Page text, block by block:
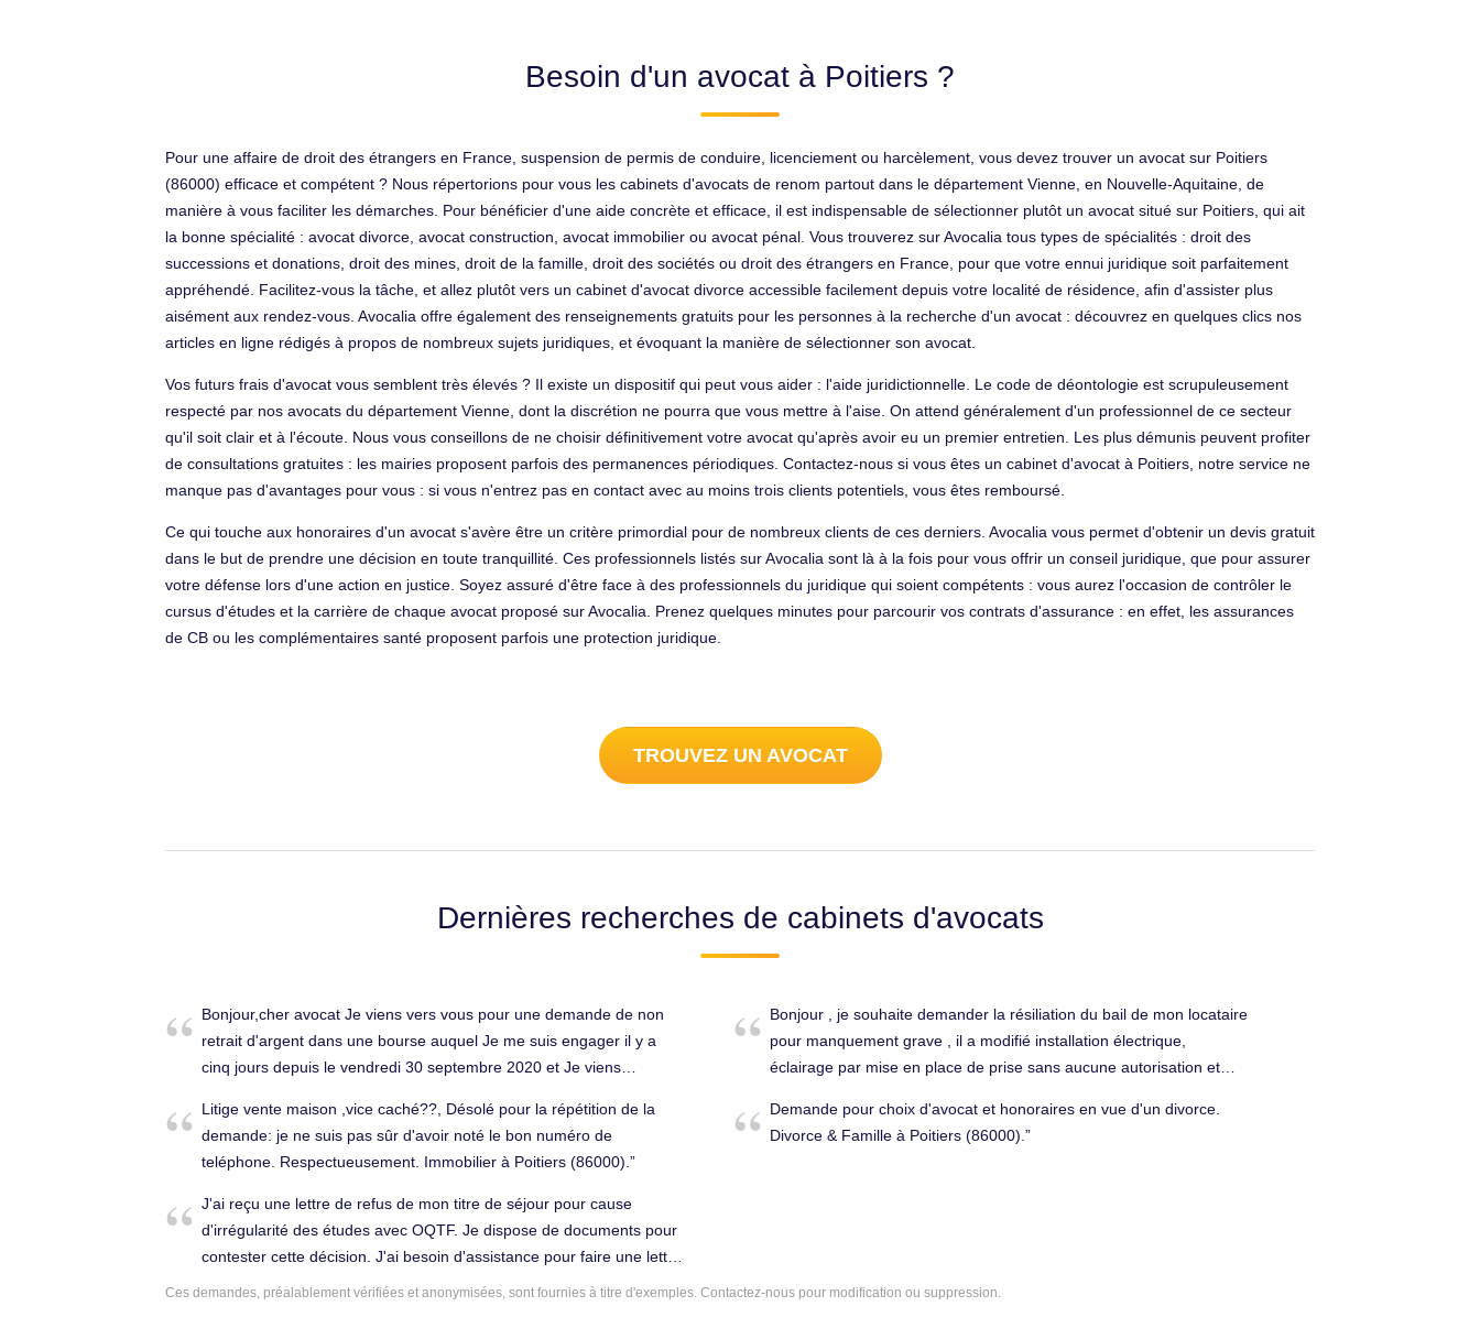
Besoin d'un avocat à Poitiers ?
Pour une affaire de droit des étrangers en France, suspension de permis de conduire, licenciement ou harcèlement, vous devez trouver un avocat sur Poitiers
(86000) efficace et compétent ? Nous répertorions pour vous les cabinets d'avocats de renom partout dans le département Vienne, en Nouvelle-Aquitaine, de
manière à vous faciliter les démarches. Pour bénéficier d'une aide concrète et efficace, il est indispensable de sélectionner plutôt un avocat situé sur Poitiers, qui ait
la bonne spécialité : avocat divorce, avocat construction, avocat immobilier ou avocat pénal. Vous trouverez sur Avocalia tous types de spécialités : droit des
successions et donations, droit des mines, droit de la famille, droit des sociétés ou droit des étrangers en France, pour que votre ennui juridique soit parfaitement
appréhendé. Facilitez-vous la tâche, et allez plutôt vers un cabinet d'avocat divorce accessible facilement depuis votre localité de résidence, afin d'assister plus
aisément aux rendez-vous. Avocalia offre également des renseignements gratuits pour les personnes à la recherche d'un avocat : découvrez en quelques clics nos
articles en ligne rédigés à propos de nombreux sujets juridiques, et évoquant la manière de sélectionner son avocat.
Vos futurs frais d'avocat vous semblent très élevés ? Il existe un dispositif qui peut vous aider : l'aide juridictionnelle. Le code de déontologie est scrupuleusement
respecté par nos avocats du département Vienne, dont la discrétion ne pourra que vous mettre à l'aise. On attend généralement d'un professionnel de ce secteur
qu'il soit clair et à l'écoute. Nous vous conseillons de ne choisir définitivement votre avocat qu'après avoir eu un premier entretien. Les plus démunis peuvent profiter
de consultations gratuites : les mairies proposent parfois des permanences périodiques. Contactez-nous si vous êtes un cabinet d'avocat à Poitiers, notre service ne
manque pas d'avantages pour vous : si vous n'entrez pas en contact avec au moins trois clients potentiels, vous êtes remboursé.
Ce qui touche aux honoraires d'un avocat s'avère être un critère primordial pour de nombreux clients de ces derniers. Avocalia vous permet d'obtenir un devis gratuit
dans le but de prendre une décision en toute tranquillité. Ces professionnels listés sur Avocalia sont là à la fois pour vous offrir un conseil juridique, que pour assurer
votre défense lors d'une action en justice. Soyez assuré d'être face à des professionnels du juridique qui soient compétents : vous aurez l'occasion de contrôler le
cursus d'études et la carrière de chaque avocat proposé sur Avocalia. Prenez quelques minutes pour parcourir vos contrats d'assurance : en effet, les assurances
de CB ou les complémentaires santé proposent parfois une protection juridique.
TROUVEZ UN AVOCAT
Dernières recherches de cabinets d'avocats
Bonjour,cher avocat Je viens vers vous pour une demande de non
retrait d'argent dans une bourse auquel Je me suis engager il y a
cinq jours depuis le vendredi 30 septembre 2020 et Je viens
est français est différent de ce que Je pus constater de part ma
venue et Je ne suis pas a qui j'appartiens quel est sa profession c'est
une personne dont Je ne connais l'existence du nom Je ne la
connaît pas et la police est différent de ce que Je pus constater j'ai
été bander le 3 mai 2022 vers 3h a cause de l'une mes projets que
j'avais depuis le bas âge j'aimerais qu'on se rencontre qu'on discute
prendre compte de mes sentiments dévoués. Droit de la
Bonjour , je souhaite demander la résiliation du bail de mon locataire
pour manquement grave , il a modifié installation électrique,
éclairage par mise en place de prise sans aucune autorisation et
décennale merci cordialement. Droit de l'immobilier à Poitiers
(86000).
Litige vente maison ,vice caché??, Désolé pour la répétition de la
demande: je ne suis pas sûr d'avoir noté le bon numéro de
teléphone. Respectueusement. Immobilier à Poitiers (86000).
Demande pour choix d'avocat et honoraires en vue d'un divorce.
Divorce & Famille à Poitiers (86000).
J'ai reçu une lettre de refus de mon titre de séjour pour cause
d'irrégularité des études avec OQTF. Je dispose de documents pour
contester cette décision. J'ai besoin d'assistance pour faire une lettre
de recours et traiter cette affaire afin d'obtenir un nouveau titre de
Ces demandes, préalablement vérifiées et anonymisées, sont fournies à titre d'exemples. Contactez-nous pour modification ou suppression.